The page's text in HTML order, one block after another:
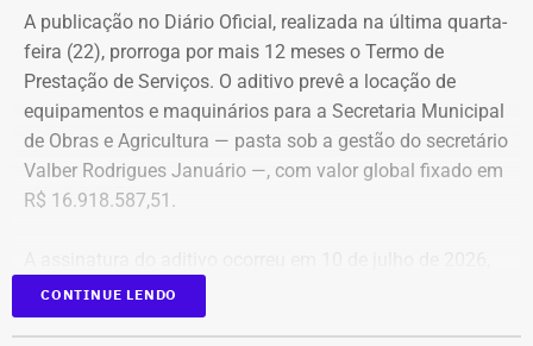
Suprimentos (DSU) e Segurança e Governança (DSG). O
contrato foi firmado com a empresa Rei dos Blindados
Locação de Veículos Ltda. e prevê a locação de quatro
SUVs zero quilômetro, com blindagem nível III-A, sem
motorista e sem fornecimento de combustível.
Cada automóvel custará R$ 8.977,78 por mês,
A publicação no Diário Oficial, realizada na última quarta-
feira (22), prorroga por mais 12 meses o Termo de
Prestação de Serviços. O aditivo prevê a locação de
equipamentos e maquinários para a Secretaria Municipal
de Obras e Agricultura — pasta sob a gestão do secretário
Valber Rodrigues Januário —, com valor global fixado em
R$ 16.918.587,51.
garantindo a continuidade da prestação de serviços com
a emissão de uma nota de empenho parcial inicial no
CONTINUE LENDO